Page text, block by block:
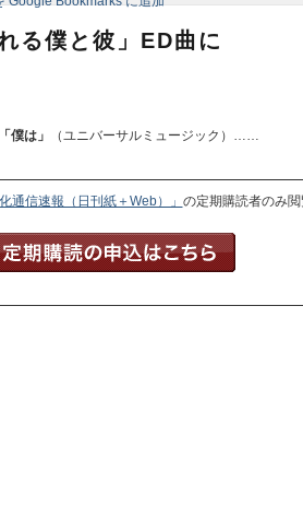
る僕と彼」ED曲に
「僕は」 （ユニバーサルミュージック）……
通信速報（日刊紙＋Web）」 の定期購読者のみ閲